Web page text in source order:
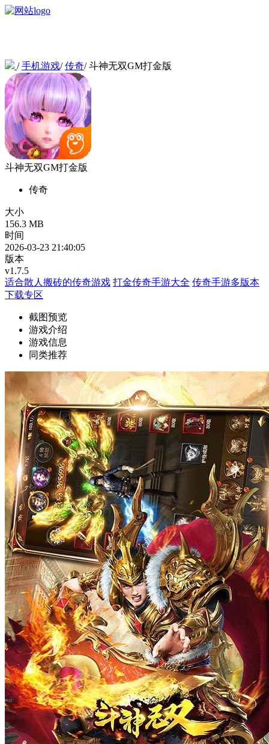
/手机游戏/传奇/斗神无双GM打金版
斗神无双GM打金版
传奇
大小
156.3 MB
时间
2026-03-23 21:40:05
版本
v1.7.5
适合散人搬砖的传奇游戏 打金传奇手游大全 传奇手游多版本
下载专区
截图预览
游戏介绍
游戏信息
同类推荐